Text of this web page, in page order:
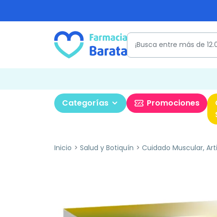
Categorías Promociones
Inicio Salud y Botiquín Cuidado Muscular,